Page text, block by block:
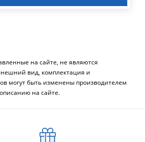
на сайте, не являются
вид, комплектация и
могут быть изменены производителем
на сайте.